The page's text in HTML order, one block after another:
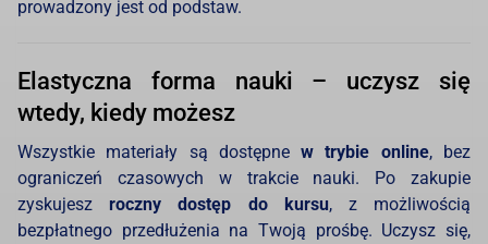
prowadzony jest od podstaw.
Elastyczna forma nauki – uczysz się
wtedy, kiedy możesz
Wszystkie materiały są dostępnew trybie online, bez
ograniczeń czasowych w trakcie nauki. Po zakupie
zyskujesz roczny dostęp do kursu, z możliwością
bezpłatnego przedłużenia na Twoją prośbę. Uczysz się,